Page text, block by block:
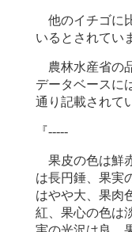
他のイチゴに
いるとされてい
農林水産省の
データベースに
通り記載されて
『-----
果皮の色は鮮
は長円錘、果実
はやや大、果肉
紅、果心の色は